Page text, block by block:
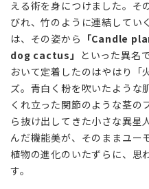
2
見どこ
ろは
「節」
と
「葉」
の対比
の妙
える術を身につけました。そ
びれ、竹のように連結してい
は、その姿から 「Candle
dog cactus」 といった異名
おいて定着したのはやはり「
ズ。青白く粉を吹いたような
くれ立った関節のような茎の
ら抜け出してきた小さな異星
んだ機能美が、そのままユー
植物の進化のいたずらに、思
す。